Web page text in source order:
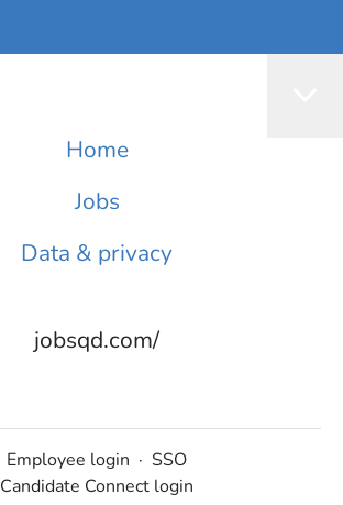
Home
Jobs
Data & privacy
jobsqd.com/
Employee login · SSO
Candidate Connect login